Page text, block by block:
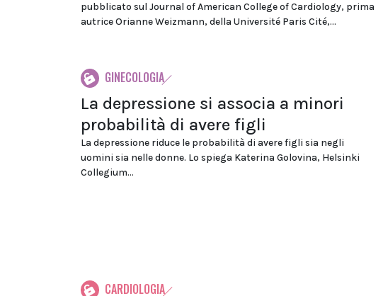
pubblicato sul Journal of American College of Cardiology, prima
autrice Orianne Weizmann, della Université Paris Cité,...
GINECOLOGIA
La depressione si associa a minori
probabilità di avere figli
La depressione riduce le probabilità di avere figli sia negli
uomini sia nelle donne. Lo spiega Katerina Golovina, Helsinki
Collegium...
CARDIOLOGIA